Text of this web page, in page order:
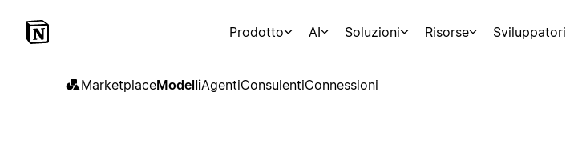
Prodotto AI Soluzioni Risorse Sviluppatori
MarketplaceModelliAgentiConsulentiConnessioni